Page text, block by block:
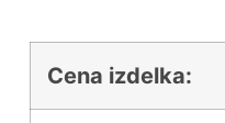
Cena izdelka: